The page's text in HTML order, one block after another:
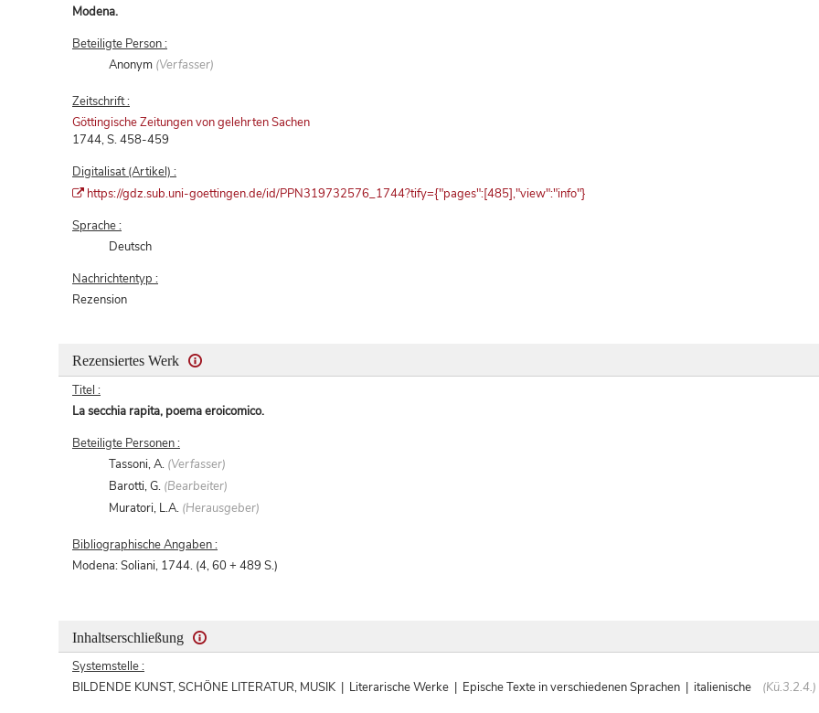
Modena.
Beteiligte Person :
Anonym (Verfasser)
Zeitschrift :
Göttingische Zeitungen von gelehrten Sachen
1744, S. 458-459
Digitalisat (Artikel) :
https://gdz.sub.uni-goettingen.de/id/PPN319732576_1744?tify={"pages":[485],"view":"info"}
Sprache :
Deutsch
Nachrichtentyp :
Rezension
Rezensiertes Werk
Titel :
La secchia rapita, poema eroicomico.
Beteiligte Personen :
Tassoni, A. (Verfasser)
Barotti, G. (Bearbeiter)
Muratori, L.A. (Herausgeber)
Bibliographische Angaben :
Modena: Soliani, 1744. (4, 60 + 489 S.)
Inhaltserschließung
Systemstelle :
BILDENDE KUNST, SCHÖNE LITERATUR, MUSIK | Literarische Werke | Epische Texte in verschiedenen Sprachen | italienische
(Kü.3.2.4.)